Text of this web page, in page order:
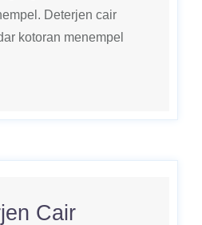
Deterjen cair
kotoran menempel
Cair